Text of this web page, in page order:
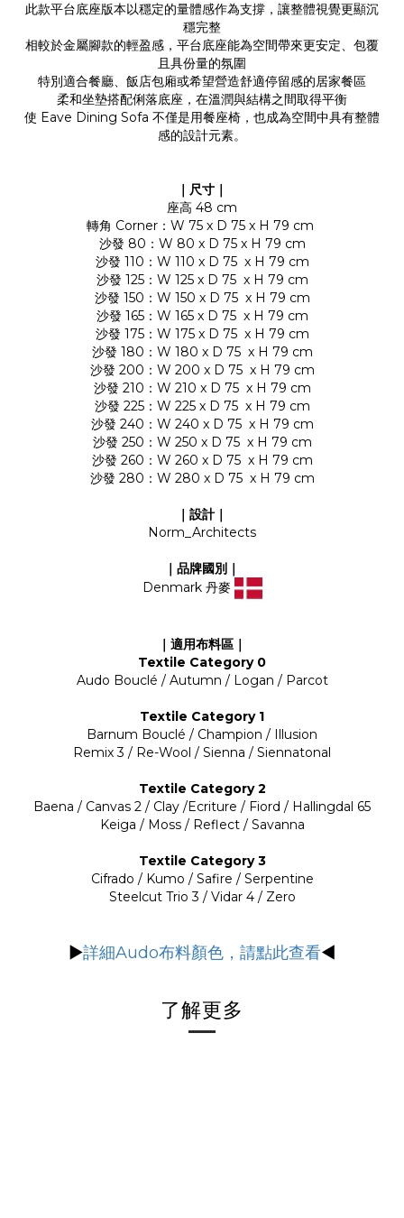
此款平台底座版本以穩定的量體感作為支撐，讓整體視覺更顯沉
穩完整
相較於金屬腳款的輕盈感，平台底座能為空間帶來更安定、包覆
且具份量的氛圍
特別適合餐廳、飯店包廂或希望營造舒適停留感的居家餐區
柔和坐墊搭配俐落底座，在溫潤與結構之間取得平衡
使 Eave Dining Sofa 不僅是用餐座椅，也成為空間中具有整體
感的設計元素。
｜尺寸｜
座高 48 cm
轉角 Corner：W 75 x D 75 x H 79 cm
沙發 80：W 80 x D 75 x H 79 cm
沙發 110：W 110 x D 75 x H 79 cm
沙發 125：W 125 x D 75 x H 79 cm
沙發 150：W 150 x D 75 x H 79 cm
沙發 165：W 165 x D 75 x H 79 cm
沙發 175：W 175 x D 75 x H 79 cm
沙發 180：W 180 x D 75 x H 79 cm
沙發 200：W 200 x D 75 x H 79 cm
沙發 210：W 210 x D 75 x H 79 cm
沙發 225：W 225 x D 75 x H 79 cm
沙發 240：W 240 x D 75 x H 79 cm
沙發 250：W 250 x D 75 x H 79 cm
沙發 260：W 260 x D 75 x H 79 cm
沙發 280：W 280 x D 75 x H 79 cm
｜設計｜
Norm_Architects
｜品牌國別 ｜
Denmark 丹麥
｜適用布料區｜
Textile Category 0
Audo Bouclé / Autumn / Logan / Parcot
Textile Category 1
Barnum Bouclé / Champion / Illusion
Remix 3 / Re-Wool / Sienna / Siennatonal
Textile Category 2
Baena / Canvas 2 / Clay /Ecriture / Fiord / Hallingdal 65
Keiga / Moss / Reflect / Savanna
Textile Category 3
Cifrado / Kumo / Safire / Serpentine
Steelcut Trio 3 / Vidar 4 / Zero
▶詳細Audo布料顏色，請點此查看◀
了解更多